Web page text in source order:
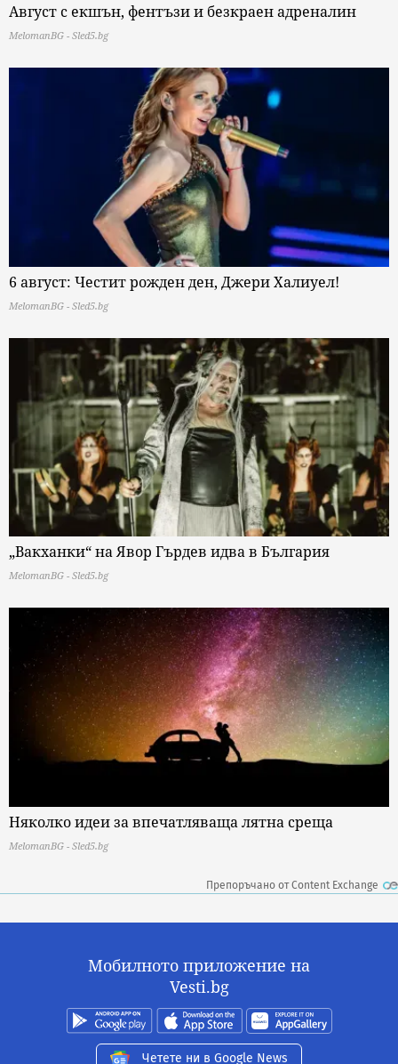
Август с екшън, фентъзи и безкраен адреналин
MelomanBG - Sled5.bg
6 август: Честит рожден ден, Джери Халиуел!
MelomanBG - Sled5.bg
„Вакханки“ на Явор Гърдев идва в България
MelomanBG - Sled5.bg
Няколко идеи за впечатляваща лятна среща
MelomanBG - Sled5.bg
Препоръчано от Content Exchange
Мобилното приложение на
Vesti.bg
Четете ни в Google News